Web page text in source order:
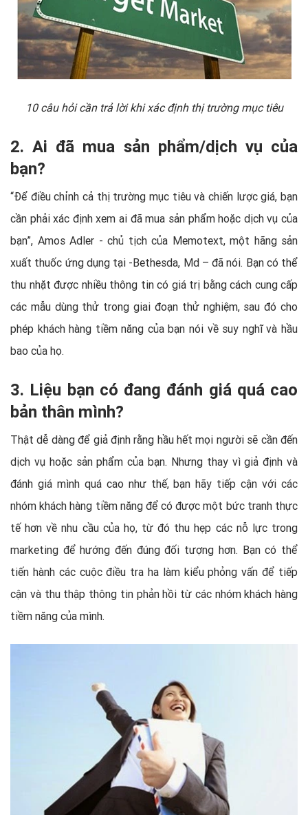
10 câu hỏi cần trả lời khi xác định thị trường mục tiêu
2. Ai đã mua sản phẩm/dịch vụ của
bạn?
“Để điều chỉnh cả thị trường mục tiêu và chiến lược giá, bạn
cần phải xác định xem ai đã mua sản phẩm hoặc dịch vụ của
bạn”, Amos Adler - chủ tịch của Memotext, một hãng sản
xuất thuốc ứng dụng tại -Bethesda, Md – đã nói. Bạn có thể
thu nhặt được nhiều thông tin có giá trị bằng cách cung cấp
các mẫu dùng thử trong giai đoạn thử nghiệm, sau đó cho
phép khách hàng tiềm năng của bạn nói về suy nghĩ và hầu
bao của họ.
3. Liệu bạn có đang đánh giá quá cao
bản thân mình?
Thật dễ dàng để giả định rằng hầu hết mọi người sẽ cần đến
dịch vụ hoặc sản phẩm của bạn. Nhưng thay vì giả định và
đánh giá mình quá cao như thế, bạn hãy tiếp cận với các
nhóm khách hàng tiềm năng để có được một bức tranh thực
tế hơn về nhu cầu của họ, từ đó thu hẹp các nỗ lực trong
marketing để hướng đến đúng đối tượng hơn. Bạn có thể
tiến hành các cuộc điều tra ha làm kiểu phỏng vấn để tiếp
cận và thu thập thông tin phản hồi từ các nhóm khách hàng
tiềm năng của mình.